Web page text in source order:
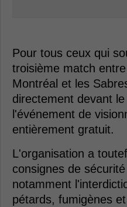
Pour tous ceux qui
troisième match
Montréal et les
directement devant
l'événement de
entièrement gratuit.
L'organisation a
consignes de
notamment
pétards, fumigènes